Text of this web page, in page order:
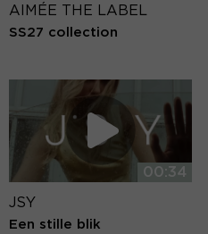
AIMÉE THE LABEL
SS27 collection
00:34
JSY
Een stille blik